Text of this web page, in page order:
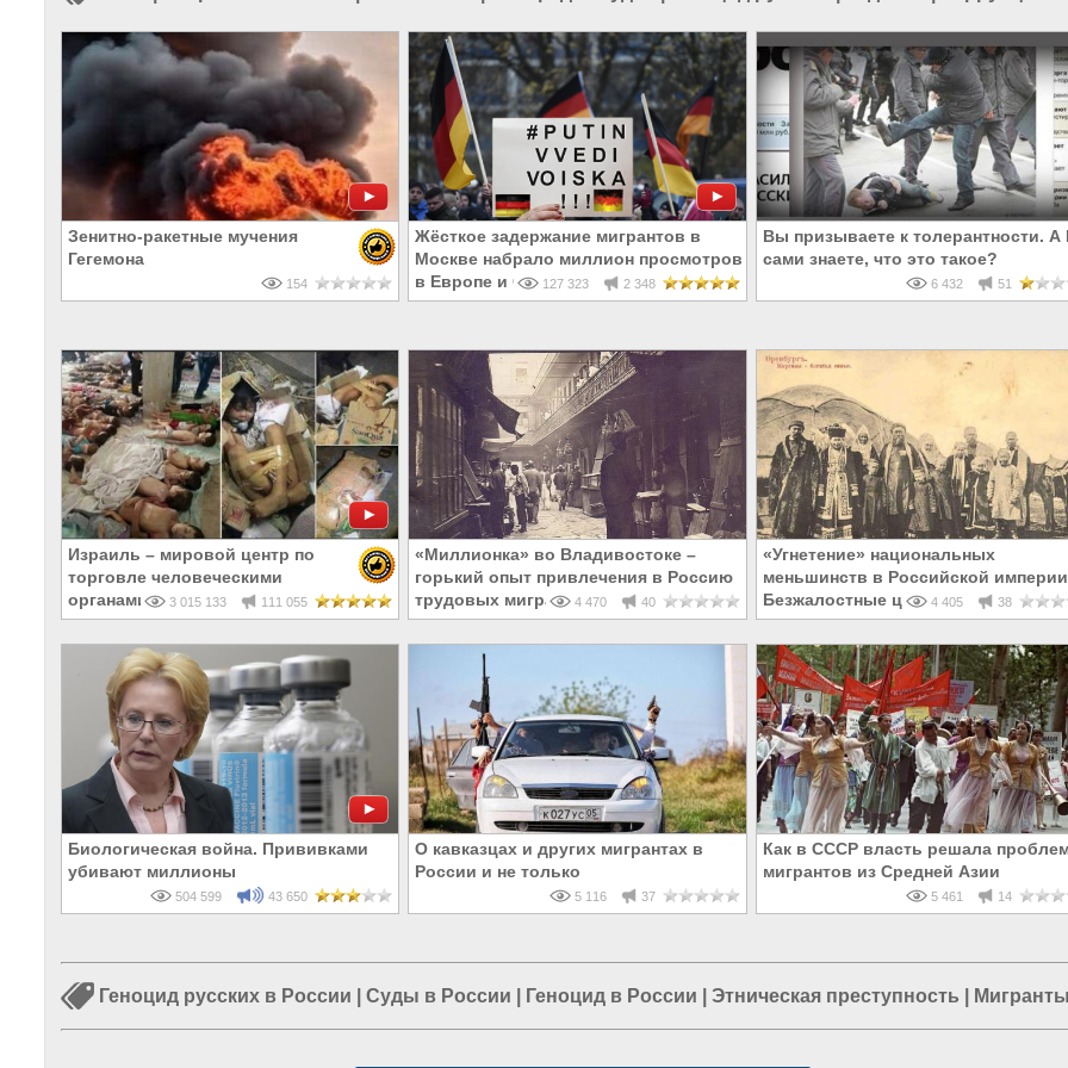
Зенитно-ракетные мучения
Гегемона
154
Жёсткое задержание мигрантов в
Москве набрало миллион просмотров
в Европе и США127 323 2 348
Вы призываете к толерантности.
сами знаете, что это такое?
6 432 51
Израиль – мировой центр по
торговле человеческими
органами
3 015 133 111 055
«Миллионка» во Владивостоке –
горький опыт привлечения в Россию
трудовых мигрантов
4 470 40
«Угнетение» национальных
меньшинств в Российской
Безжалостные цифры
4 405 38
Биологическая война. Прививками
убивают миллионы
504 599 43 650
О кавказцах и других мигрантах в
России и не только
5 116 37
Как в СССР власть решала
мигрантов из Средней Азии
5 461 14
Геноцид русских в России Суды в России Геноцид в России Этническая преступность